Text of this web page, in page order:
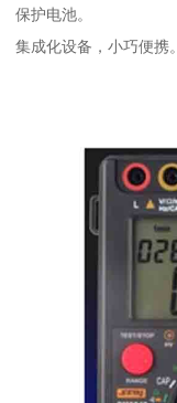
保护电池。
集成化设备，小巧便携。